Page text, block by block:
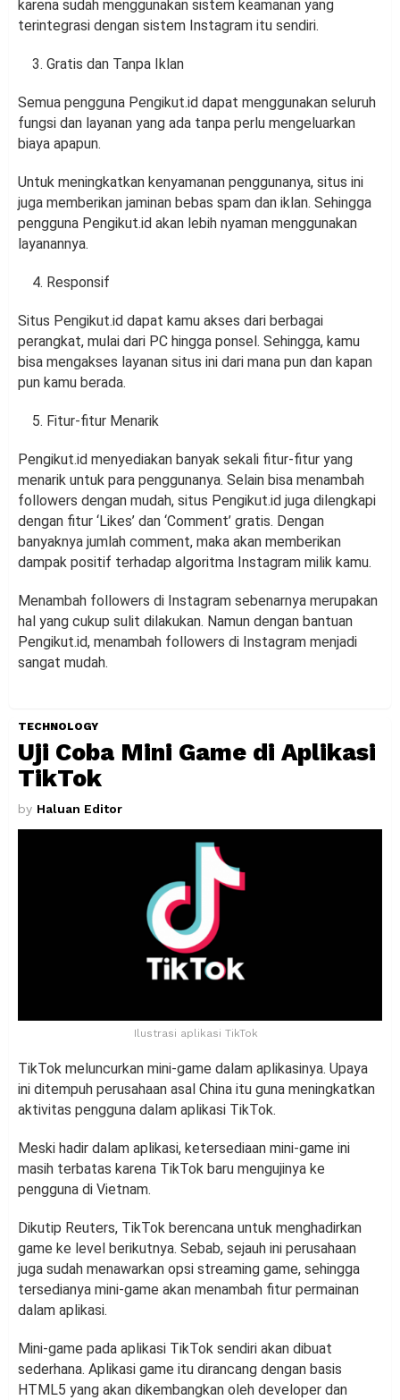
karena sudah menggunakan sistem keamanan yang
terintegrasi dengan sistem Instagram itu sendiri.
Gratis dan Tanpa Iklan
Semua pengguna Pengikut.id dapat menggunakan seluruh
fungsi dan layanan yang ada tanpa perlu mengeluarkan
biaya apapun.
Untuk meningkatkan kenyamanan penggunanya, situs ini
juga memberikan jaminan bebas spam dan iklan. Sehingga
pengguna Pengikut.id akan lebih nyaman menggunakan
layanannya.
Responsif
Situs Pengikut.id dapat kamu akses dari berbagai
perangkat, mulai dari PC hingga ponsel. Sehingga, kamu
bisa mengakses layanan situs ini dari mana pun dan kapan
pun kamu berada.
Fitur-fitur Menarik
Pengikut.id menyediakan banyak sekali fitur-fitur yang
menarik untuk para penggunanya. Selain bisa menambah
followers dengan mudah, situs Pengikut.id juga dilengkapi
dengan fitur ‘Likes’ dan ‘Comment’ gratis. Dengan
banyaknya jumlah comment, maka akan memberikan
dampak positif terhadap algoritma Instagram milik kamu.
Menambah followers di Instagram sebenarnya merupakan
hal yang cukup sulit dilakukan. Namun dengan bantuan
Pengikut.id, menambah followers di Instagram menjadi
sangat mudah.
TECHNOLOGY
Uji Coba Mini Game di Aplikasi
TikTok
by Haluan Editor
Ilustrasi aplikasi TikTok
TikTok meluncurkan mini-game dalam aplikasinya. Upaya
ini ditempuh perusahaan asal China itu guna meningkatkan
aktivitas pengguna dalam aplikasi TikTok.
Meski hadir dalam aplikasi, ketersediaan mini-game ini
masih terbatas karena TikTok baru mengujinya ke
pengguna di Vietnam.
Dikutip Reuters, TikTok berencana untuk menghadirkan
game ke level berikutnya. Sebab, sejauh ini perusahaan
juga sudah menawarkan opsi streaming game, sehingga
tersedianya mini-game akan menambah fitur permainan
dalam aplikasi.
Mini-game pada aplikasi TikTok sendiri akan dibuat
sederhana. Aplikasi game itu dirancang dengan basis
HTML5 yang akan dikembangkan oleh developer dan